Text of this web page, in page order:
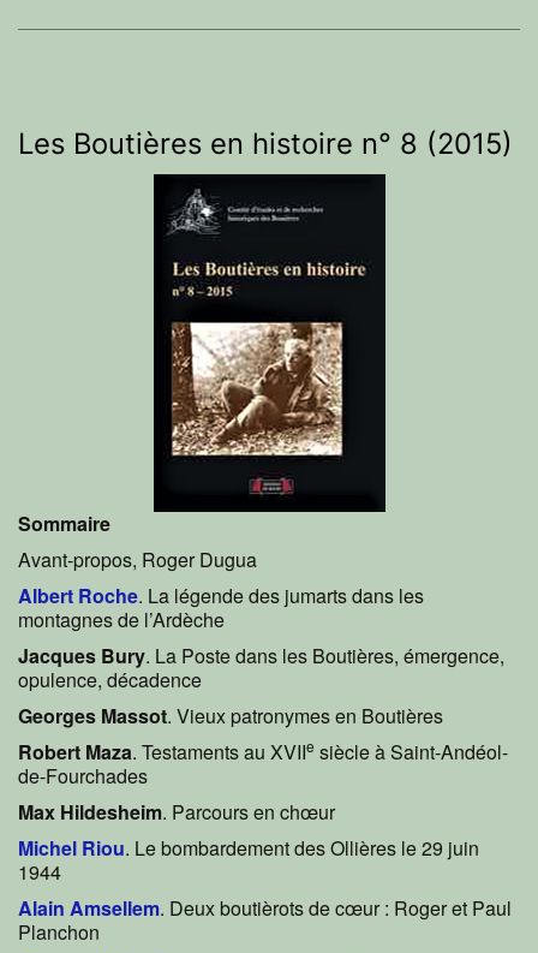
Les Boutières en histoire n° 8 (2015)
Sommaire
Avant-propos, Roger Dugua
Albert Roche. La légende des jumarts dans les
montagnes de l’Ardèche
Jacques Bury. La Poste dans les Boutières, émergence,
opulence, décadence
Georges Massot. Vieux patronymes en Boutières
Robert Maza. Testaments au XVIIe siècle à Saint-Andéol-
de-Fourchades
Max Hildesheim. Parcours en chœur
Michel Riou. Le bombardement des Ollières le 29 juin
1944
Alain Amsellem. Deux boutièrots de cœur : Roger et Paul
Planchon